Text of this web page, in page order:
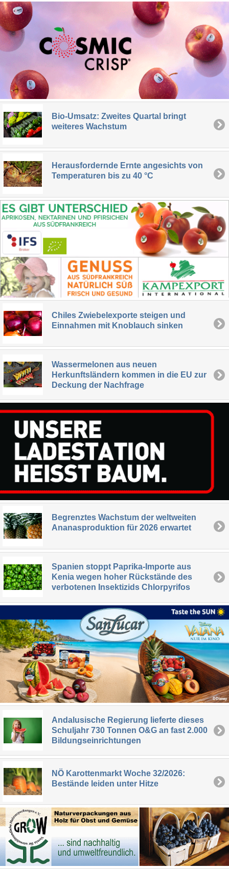
Bio-Umsatz: Zweites Quartal bringt
weiteres Wachstum
Herausfordernde Ernte angesichts von
Temperaturen bis zu 40 °C
Chiles Zwiebelexporte steigen und
Einnahmen mit Knoblauch sinken
Wassermelonen aus neuen
Herkunftsländern kommen in die EU zur
Deckung der Nachfrage
Begrenztes Wachstum der weltweiten
Ananasproduktion für 2026 erwartet
Spanien stoppt Paprika-Importe aus
Kenia wegen hoher Rückstände des
verbotenen Insektizids Chlorpyrifos
Andalusische Regierung lieferte dieses
Schuljahr 730 Tonnen O&G an fast 2.000
Bildungseinrichtungen
NÖ Karottenmarkt Woche 32/2026:
Bestände leiden unter Hitze